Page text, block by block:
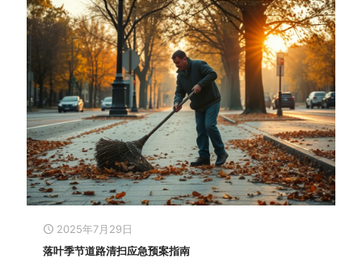
2025年7月29日
落叶季节道路清扫应急预案指南